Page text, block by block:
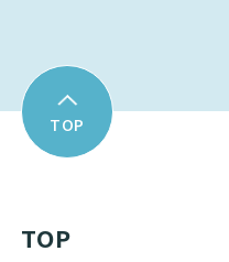
TOP
TOP